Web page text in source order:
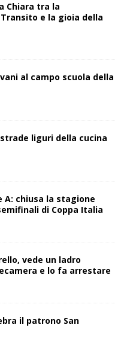
Chiara tra la
e la gioia della
al campo scuola della
strade liguri della cucina
A: chiusa la stagione
di Coppa Italia
vede un ladro
e lo fa arrestare
il patrono San